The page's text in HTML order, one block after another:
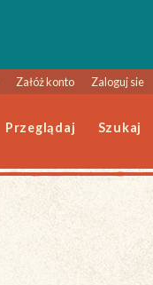
Załóż konto Zaloguj sie
Przeglądaj Szukaj